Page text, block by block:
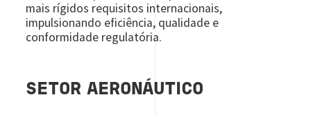
mais rígidos requisitos internacionais,
impulsionando eficiência, qualidade e
conformidade regulatória.
SETOR AERONÁUTICO